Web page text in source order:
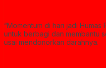
“Momentum di hari jadi
untuk berbagi dan membantu
usai mendonorkan darahnya.